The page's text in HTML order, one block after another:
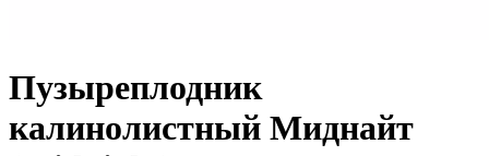
Пузыреплодник
калинолистный Миднайт